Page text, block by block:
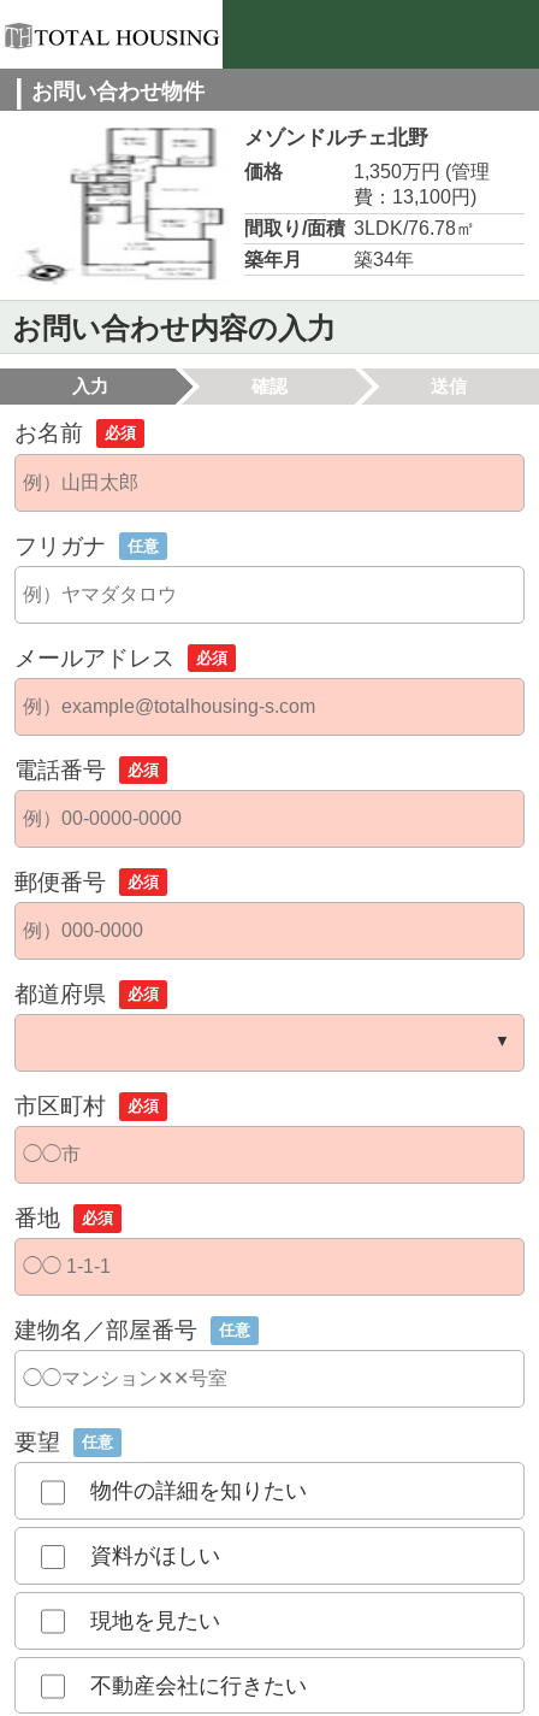
お問い合わせ物件
メゾンドルチェ北野
価格 1,350万円 (管理
費：13,100円)
間取り/面積 3LDK/76.78㎡
築年月
築34年
お問い合わせ内容の入力
入力 確認 送信
お名前 必須
フリガナ 任意
メールアドレス 必須
電話番号 必須
郵便番号 必須
都道府県 必須
市区町村 必須
番地 必須
建物名／部屋番号 任意
要望 任意
物件の詳細を知りたい
資料がほしい
現地を見たい
不動産会社に行きたい